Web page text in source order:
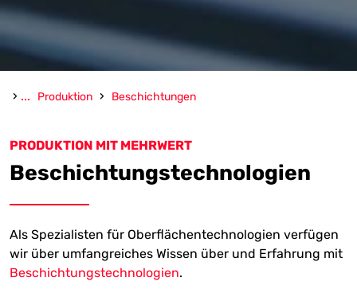
› ... Produktion › Beschichtungen
PRODUKTION MIT MEHRWERT
Beschichtungstechnologien
Als Spezialisten für Oberflächentechnologien verfügen
wir über umfangreiches Wissen über und Erfahrung mit
Beschichtungstechnologien.